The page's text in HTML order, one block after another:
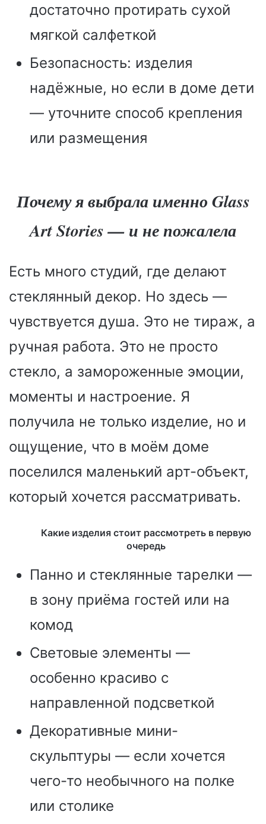
достаточно протирать сухой
мягкой салфеткой
Безопасность: изделия
надёжные, но если в доме дети
— уточните способ крепления
или размещения
Почему я выбрала именно Glass
Art Stories — и не пожалела
Есть много студий, где делают
стеклянный декор. Но здесь —
чувствуется душа. Это не тираж, а
ручная работа. Это не просто
стекло, а замороженные эмоции,
моменты и настроение. Я
получила не только изделие, но и
ощущение, что в моём доме
поселился маленький арт-объект,
который хочется рассматривать.
Какие изделия стоит рассмотреть в первую
очередь
Панно и стеклянные тарелки —
в зону приёма гостей или на
комод
Световые элементы —
особенно красиво с
направленной подсветкой
Декоративные мини-
скульптуры — если хочется
чего-то необычного на полке
или столике